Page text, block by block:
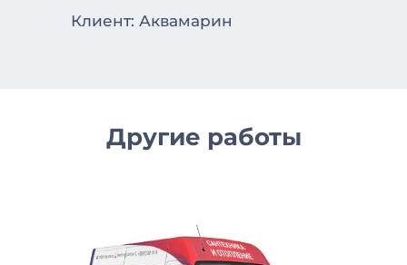
Клиент: Аквамарин
Другие работы